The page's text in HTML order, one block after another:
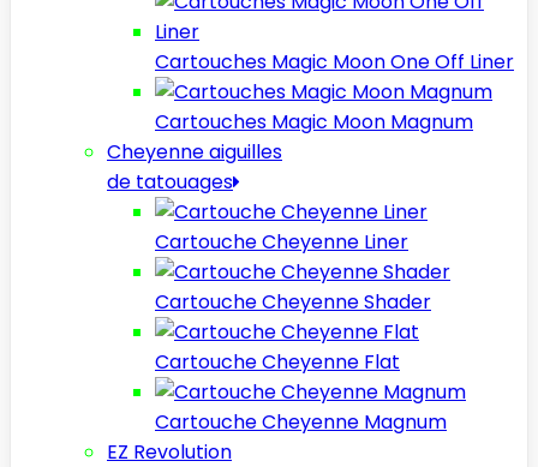
Cartouches Magic Moon One Off Liner
Cartouches Magic Moon Magnum
Cheyenne aiguilles
de tatouages
Cartouche Cheyenne Liner
Cartouche Cheyenne Shader
Cartouche Cheyenne Flat
Cartouche Cheyenne Magnum
EZ Revolution